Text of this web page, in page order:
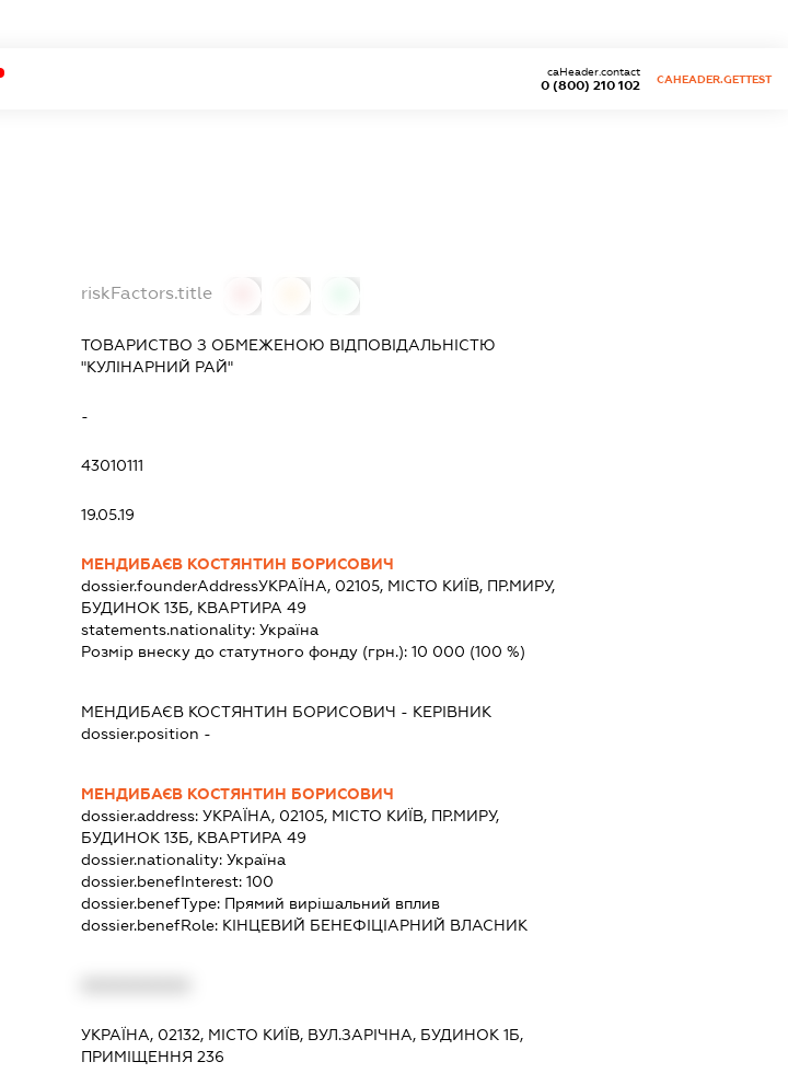
0 (800) 210 102
caHeader.contact
CAHEADER.GETTEST
riskFactors.title
ТОВАРИСТВО З ОБМЕЖЕНОЮ ВІДПОВІДАЛЬНІСТЮ
"КУЛІНАРНИЙ РАЙ"
-
43010111
19.05.19
МЕНДИБАЄВ КОСТЯНТИН БОРИСОВИЧ
dossier.founderAddressУКРАЇНА, 02105, МІСТО КИЇВ, ПР.МИРУ,
БУДИНОК 13Б, КВАРТИРА 49
statements.nationality: Україна
Розмір внеску до статутного фонду (грн.): 10 000 (100 %)
МЕНДИБАЄВ КОСТЯНТИН БОРИСОВИЧ - КЕРІВНИК
dossier.position -
МЕНДИБАЄВ КОСТЯНТИН БОРИСОВИЧ
dossier.address: УКРАЇНА, 02105, МІСТО КИЇВ, ПР.МИРУ,
БУДИНОК 13Б, КВАРТИРА 49
dossier.nationality: Україна
dossier.benefInterest: 100
dossier.benefType: Прямий вирішальний вплив
dossier.benefRole: КІНЦЕВИЙ БЕНЕФІЦІАРНИЙ ВЛАСНИК
УКРАЇНА, 02132, МІСТО КИЇВ, ВУЛ.ЗАРІЧНА, БУДИНОК 1Б,
ПРИМІЩЕННЯ 236